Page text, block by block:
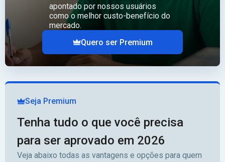
apontado por nossos usuários
como o melhor custo-benefício do
mercado.
Quero ser Premium
Seja Premium
Tenha tudo o que você precisa
para ser aprovado em 2026
Veja abaixo todas as vantagens e opções para quem